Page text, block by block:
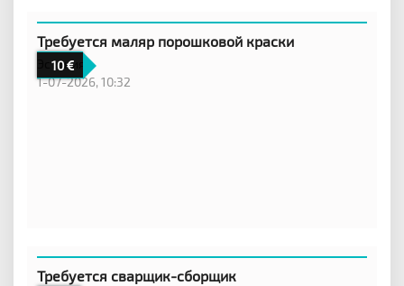
10
Требуется маляр порошковой краски
Эстония
1-07-2026, 10:32
Требуется сварщик-сборщик